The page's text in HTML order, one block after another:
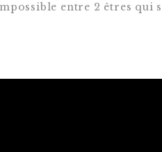
entre 2 êtres qui